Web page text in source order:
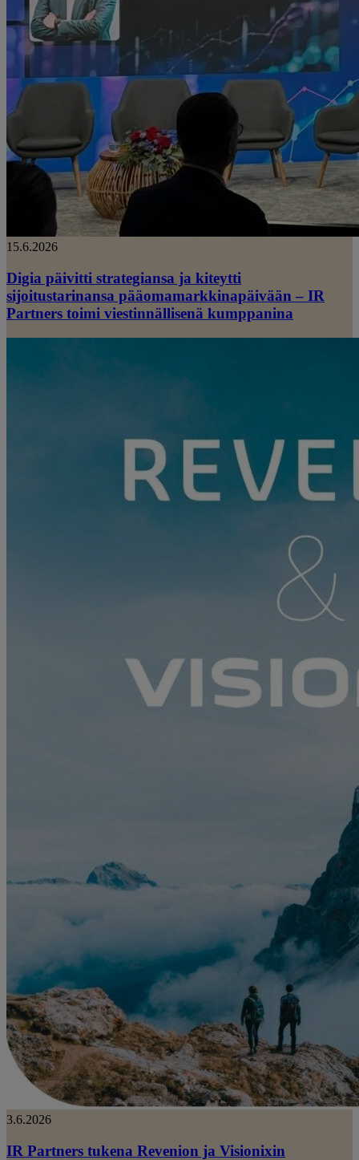
15.6.2026
Digia päivitti strategiansa ja kiteytti
sijoitustarinansa pääomamarkkinapäivään – IR
Partners toimi viestinnällisenä kumppanina
3.6.2026
IR Partners tukena Revenion ja Visionixin